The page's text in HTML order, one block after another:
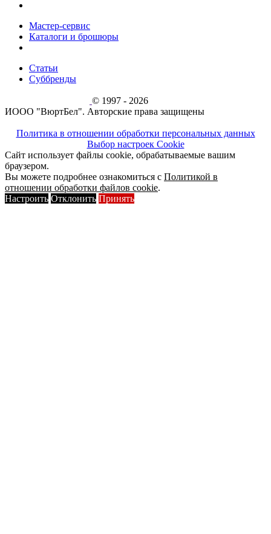
Мастер-сервис
Каталоги и брошюры
Статьи
Суббренды
© 1997 - 2026
ИООО "ВюртБел". Авторские права защищены
Политика в отношении обработки персональных данных
Выбор настроек Cookie
Сайт использует файлы cookie, обрабатываемые вашим
браузером.
Вы можете подробнее ознакомиться с Политикой в
отношении обработки файлов cookie.
Настроить Отклонить Принять